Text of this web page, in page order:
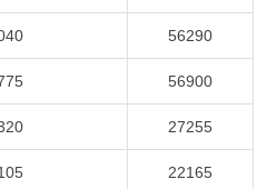
56290
56900
27255
22165